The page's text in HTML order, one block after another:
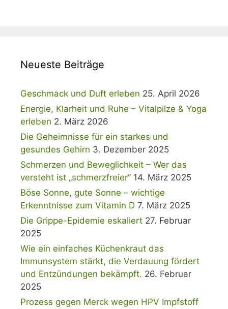
Neueste Beiträge
Geschmack und Duft erleben 25. April 2026
Energie, Klarheit und Ruhe – Vitalpilze & Yoga
erleben 2. März 2026
Die Geheimnisse für ein starkes und
gesundes Gehirn 3. Dezember 2025
Schmerzen und Beweglichkeit – Wer das
versteht ist „schmerzfreier“ 14. März 2025
Böse Sonne, gute Sonne – wichtige
Erkenntnisse zum Vitamin D 7. März 2025
Die Grippe-Epidemie eskaliert 27. Februar
2025
Wie ein einfaches Küchenkraut das
Immunsystem stärkt, die Verdauung fördert
und Entzündungen bekämpft. 26. Februar
2025
Prozess gegen Merck wegen HPV Impfstoff